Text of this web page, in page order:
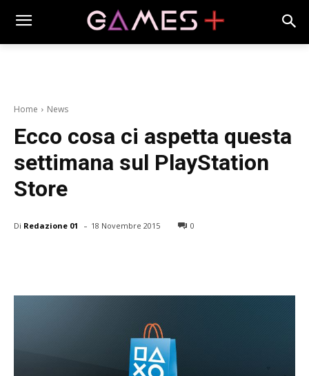
Home News
Ecco cosa ci aspetta questa
settimana sul PlayStation
Store
Di Redazione 01 - 18 Novembre 2015 0